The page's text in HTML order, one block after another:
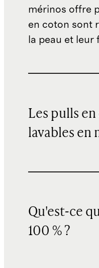
mérinos offre
en coton sont
la peau et
Les pulls
lavables en
Qu'est-ce
100 % ?